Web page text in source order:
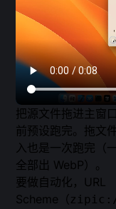
把源文件拖进主窗
前预设跑完。拖文
入也是一次跑完（
全部出 WebP）。
要做自动化， URL
Scheme （